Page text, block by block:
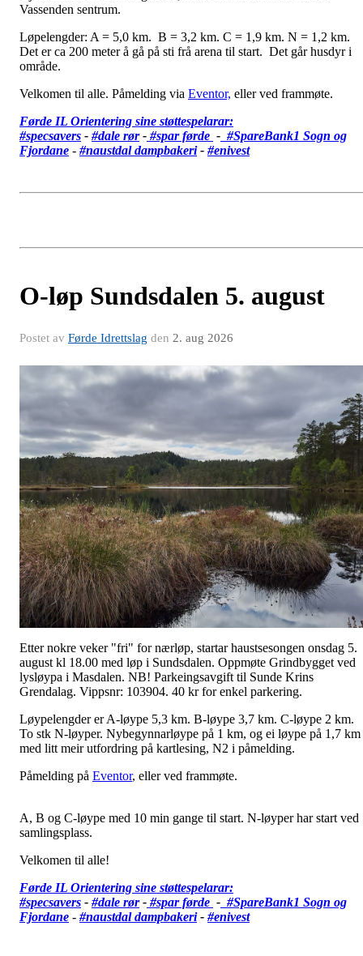
Vassenden sentrum.
Løpelengder: A = 5,0 km. B = 3,2 km. C = 1,9 km. N = 1,2 km.
Det er ca 200 meter å gå på sti frå arena til start. Det går husdyr i
område.
Velkomen til alle. Påmelding via Eventor, eller ved frammøte.
Førde IL Orientering sine støttespelarar:
#specsavers - #dale rør- #spar førde - #SpareBank1 Sogn og
Fjordane - #naustdal dampbakeri - #enivest
O-løp Sundsdalen 5. august
Postet av Førde Idrettslag den 2. aug 2026
Etter nokre veker "fri" for nærløp, startar haustsesongen onsdag 5.
august kl 18.00 med løp i Sundsdalen. Oppmøte Grindbygget ved
lysløypa i Masdalen. NB! Parkeingsavgift til Sunde Krins
Grendalag. Vippsnr: 103904. 40 kr for enkel parkering.
Løypelengder er A-løype 5,3 km. B-løype 3,7 km. C-løype 2 km.
To stk N-løyper. Nybegynnarløype på 1 km, og ei løype på 1,7 km
med litt meir utfordring på kartlesing, N2 i påmelding.
Påmelding på Eventor, eller ved frammøte.
A, B og C-løype med 10 min gange til start. N-løyper har start ved
samlingsplass.
Velkomen til alle!
Førde IL Orientering sine støttespelarar:
#specsavers - #dale rør- #spar førde - #SpareBank1 Sogn og
Fjordane - #naustdal dampbakeri - #enivest